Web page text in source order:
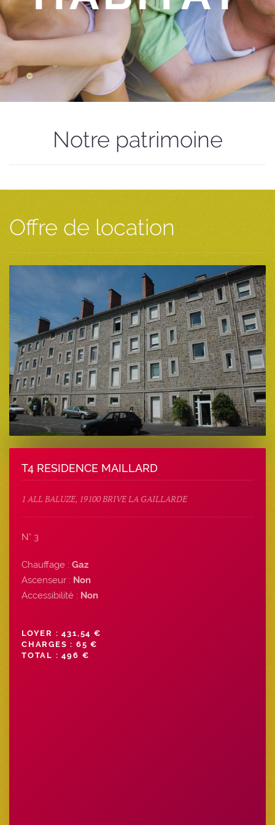
Notre patrimoine
Offre de location
T4 RESIDENCE MAILLARD
1 ALL BALUZE, 19100 BRIVE LA GAILLARDE
N° 3
Chauffage : Gaz
Ascenseur : Non
Accessibilité : Non
LOYER : 431,54 €
CHARGES : 65 €
TOTAL : 496 €